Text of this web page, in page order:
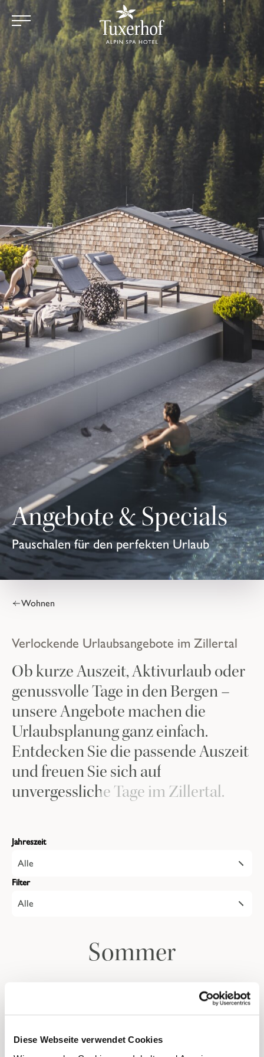
Diese Webseite verwendet Cookies
Zum Hauptinhalt springen
Angebote & Specials
Pauschalen für den perfekten Urlaub
Wohnen
Verlockende Urlaubsangebote im Zillertal
Ob kurze Auszeit, Aktivurlaub oder
genussvolle Tage in den Bergen –
unsere Angebote machen die
Urlaubsplanung ganz einfach.
Entdecken Sie die passende Auszeit
und freuen Sie sich auf
unvergessliche Tage im Zillertal.
Jahreszeit
Alle
Filter
Alle
Sommer
Herbst